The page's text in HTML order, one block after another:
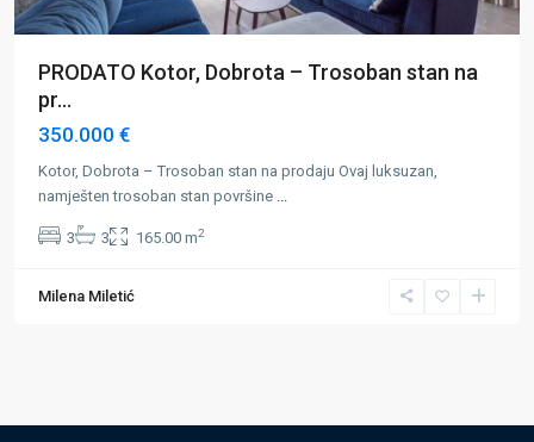
PRODATO Kotor, Dobrota – Trosoban stan na
pr...
350.000 €
Kotor, Dobrota – Trosoban stan na prodaju Ovaj luksuzan,
namješten trosoban stan površine
3 3 165.00 m2
Milena Miletić